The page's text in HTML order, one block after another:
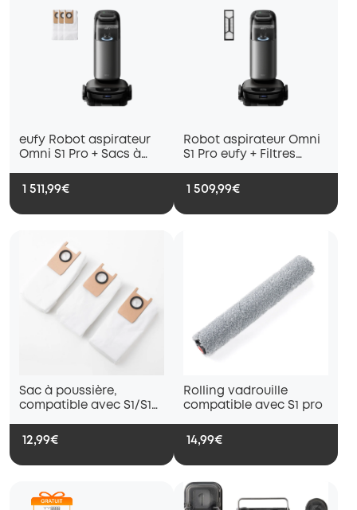
eufy Robot aspirateur
Omni S1 Pro + Sacs à
1 511,99€
Robot aspirateur Omni
S1 Pro eufy + Filtres
1 509,99€
Sac à poussière,
compatible avec S1/S1
12,99€
Rolling vadrouille
compatible avec S1 pro
14,99€